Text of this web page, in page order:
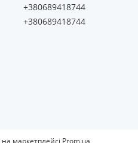
+380689418744
+380689418744
маркетплейсі Prom.ua